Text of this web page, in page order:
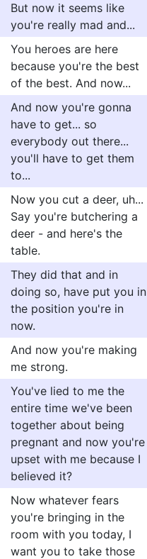
But now it seems like
you're really mad and...
You heroes are here
because you're the best
of the best. And now...
And now you're gonna
have to get... so
everybody out there...
you'll have to get them
to...
Now you cut a deer, uh...
Say you're butchering a
deer - and here's the
table.
They did that and in
doing so, have put you in
the position you're in
now.
And now you're making
me strong.
You've lied to me the
entire time we've been
together about being
pregnant and now you're
upset with me because I
believed it?
Now whatever fears
you're bringing in the
room with you today, I
want you to take those